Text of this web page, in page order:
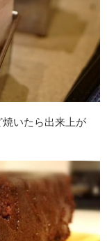
いたら出来上が